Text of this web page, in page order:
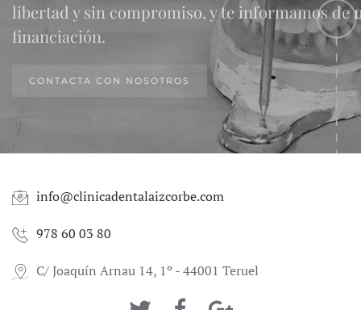
libertad y sin compromiso, y te informamos de
financiación.
CONTACTA CON NOSOTROS
info@clinicadentalaizcorbe.com
978 60 03 80
C/ Joaquín Arnau 14, 1º - 44001 Teruel